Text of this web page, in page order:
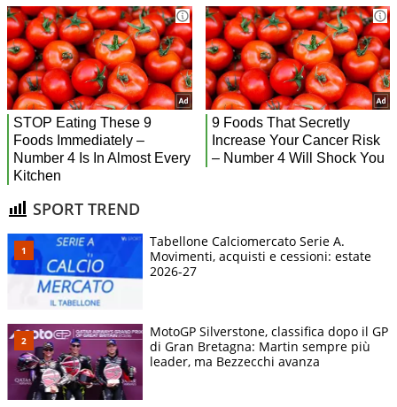
SPORT TREND
Tabellone Calciomercato Serie A.
Movimenti, acquisti e cessioni: estate
2026-27
MotoGP Silverstone, classifica dopo il GP
di Gran Bretagna: Martin sempre più
leader, ma Bezzecchi avanza